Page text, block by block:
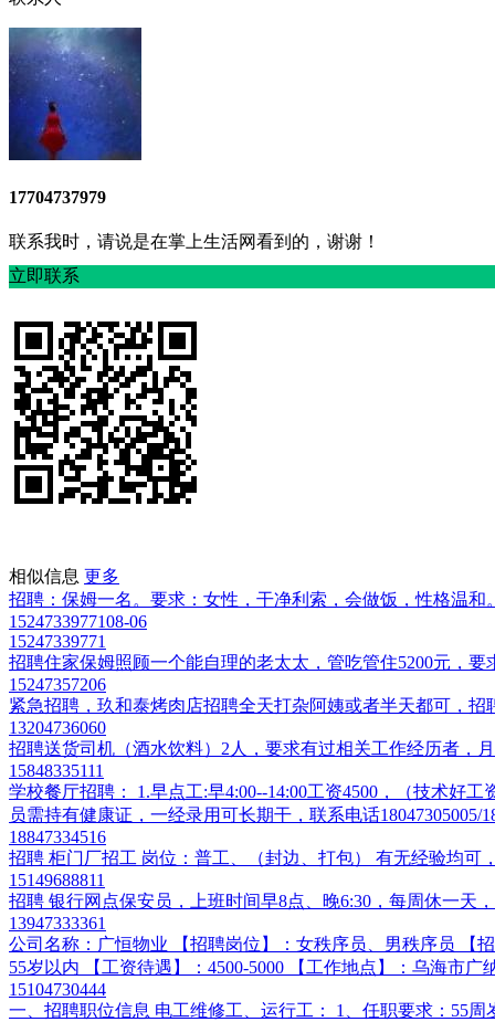
17704737979
联系我时，请说是在掌上生活网看到的，谢谢！
立即联系
相似信息 更多
招聘：保姆一名。要求：女性，干净利索，会做饭，性格温
1524733977108-06
15247339771
招聘住家保姆照顾一个能自理的老太太，管吃管住5200元，要
15247357206
紧急招聘，玖和泰烤肉店招聘全天打杂阿姨或者半天都可，
13204736060
招聘送货司机（酒水饮料）2人，要求有过相关工作经历者，
15848335111
学校餐厅招聘： 1.早点工:早4:00--14:00工资4500，（技术好
员需持有健康证，一经录用可长期干，联系电话18047305005/
18847334516
招聘 柜门厂招工 岗位：普工、（封边、打包） 有无经验均可
15149688811
招聘 银行网点保安员，上班时间早8点、晚6:30，每周休一天
13947333361
公司名称：广恒物业 【招聘岗位】：女秩序员、男秩序员 【
55岁以内 【工资待遇】：4500-5000 【工作地点】：乌海市
15104730444
一、招聘职位信息 电工维修工、运行工： 1、任职要求：55